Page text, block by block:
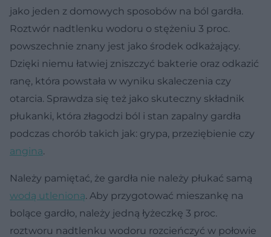
jako jeden z domowych sposobów na ból gardła.
Roztwór nadtlenku wodoru o stężeniu 3 proc.
powszechnie znany jest jako środek odkażający.
Dzięki niemu łatwiej zniszczyć bakterie oraz odkazić
ranę, która powstała w wyniku skaleczenia czy
otarcia. Sprawdza się też jako skuteczny składnik
płukanki, która złagodzi ból i stan zapalny gardła
podczas chorób takich jak: grypa, przeziębienie czy
angina.
Należy pamiętać, że gardła nie należy płukać samą
wodą utlenioną. Aby przygotować mieszankę na
bolące gardło, należy jedną łyżeczkę 3 proc.
roztworu nadtlenku wodoru rozcieńczyć w połowie